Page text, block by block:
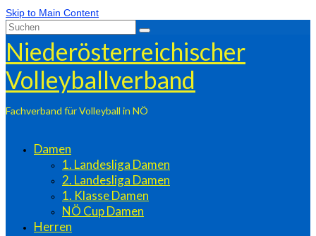
Skip to Main Content
Suchen
nach:
Niederösterreichischer
Volleyballverband
Fachverband für Volleyball in NÖ
Damen
1. Landesliga Damen
2. Landesliga Damen
1. Klasse Damen
NÖ Cup Damen
Herren